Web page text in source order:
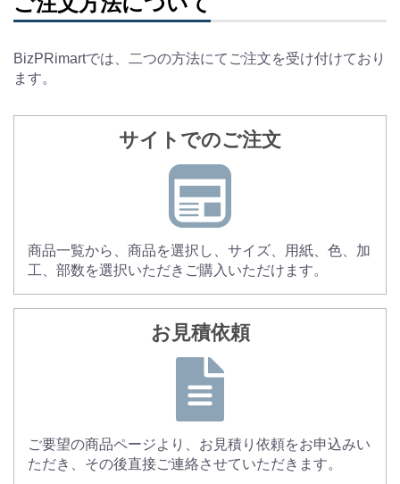
BizPRimartでは、二つの方法にてご注文を受け付けており
ます。
サイトでのご注文
商品一覧から、商品を選択し、サイズ、用紙、色、加
工、部数を選択いただきご購入いただけます。
お見積依頼
ご要望の商品ページより、お見積り依頼をお申込みい
ただき、その後直接ご連絡させていただきます。